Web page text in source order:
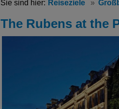
Reiseziele
The Rubens at the